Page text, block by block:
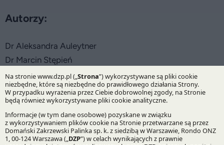
Autorzy:
Dr Aleksandra Auleytner
Dr Marcin Stępień
Praktyki:
IP&TMT